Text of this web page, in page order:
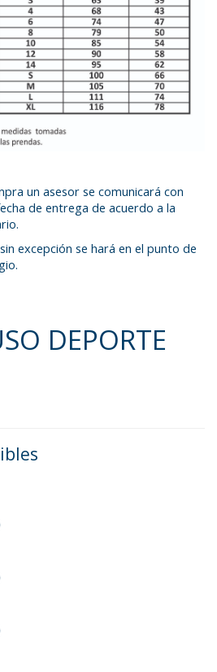
un asesor se comunicará con
de entrega de acuerdo a la
excepción se hará en el punto de
DEPORTE